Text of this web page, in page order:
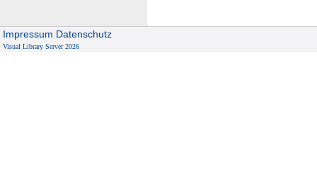
Impressum Datenschutz
Visual Library Server 2026